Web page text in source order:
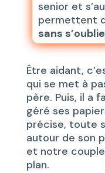
senior et
permettent
sans
Être aidant,
qui se met à
père. Puis, il a
géré ses
précise, toute
autour de son
et notre
plan.